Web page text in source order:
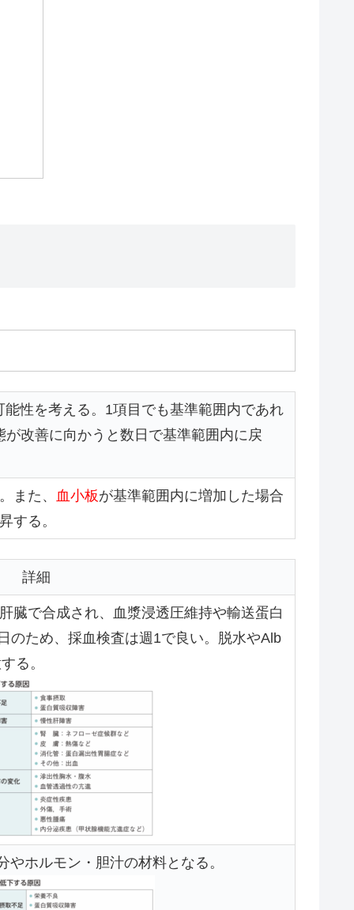
性を考える。1項目でも基準範囲内であれ
が改善に向かうと数日で基準範囲内に戻
また、 血小板が基準範囲内に増加した場合
する。
詳細
臓で合成され、血漿浸透圧維持や輸送蛋白
のため、採血検査は週1で良い。脱水やAlb
る。
ホルモン・胆汁の材料となる。